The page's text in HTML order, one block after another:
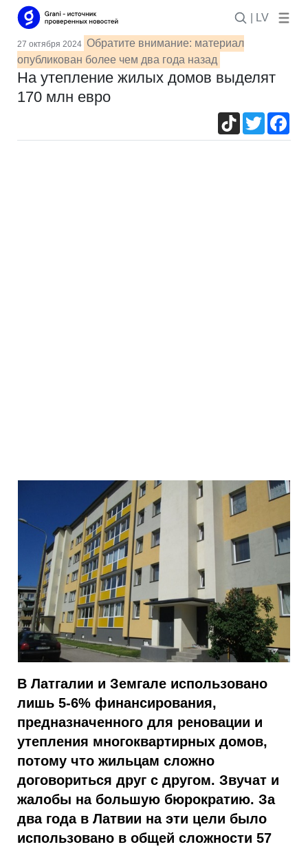
| LV
27 октября 2024 Обратите внимание: материал
опубликован более чем два года назад
На утепление жилых домов выделят
170 млн евро
TikTokTwitter
В Латгалии и Земгале использовано
лишь 5-6% финансирования,
предназначенного для реновации и
утепления многоквартирных домов,
потому что жильцам сложно
договориться друг с другом. Звучат и
жалобы на большую бюрократию. За
два года в Латвии на эти цели было
использовано в общей сложности 57